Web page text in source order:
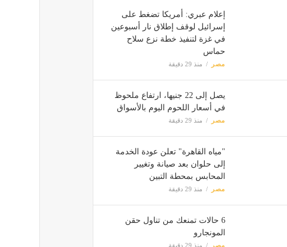
إعلام عبري: أمريكا تضغط على
إسرائيل لوقف إطلاق نار أسبوعين
في غزة لتنفيذ خطة نزع سلاح
حماس
مصر منذ 29 دقيقة
يصل إلى 22 جنيها، ارتفاع ملحوظ
في أسعار اللحوم اليوم بالأسواق
مصر منذ 29 دقيقة
"مياه القاهرة" تعلن عودة الخدمة
إلى حلوان بعد صيانة وتغيير
المحابس بمحطة التبين
مصر منذ 29 دقيقة
6 حالات تمنعك من تناول حقن
المونجارو
مصر منذ 29 دقيقة